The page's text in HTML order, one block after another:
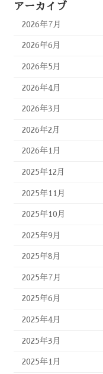
アーカイブ
2026年7月
2026年6月
2026年5月
2026年4月
2026年3月
2026年2月
2026年1月
2025年12月
2025年11月
2025年10月
2025年9月
2025年8月
2025年7月
2025年6月
2025年4月
2025年3月
2025年1月